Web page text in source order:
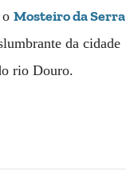
Mosteiro da Serra
da cidade
rio Douro.